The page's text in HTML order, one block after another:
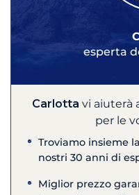
esperta
Carlotta vi aiuterà
per le
Troviamo insieme
nostri 30 anni di
Miglior prezzo